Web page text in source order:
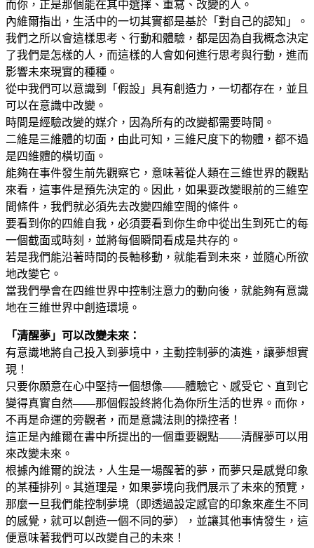
而你，正是那個能在其中選擇、重寫、改變的人。
內維爾指出，生活中的一切其實都是基於「對自己的認知」。
我們之所以會這樣思考、行動和體驗，都是因為自我概念決定
了我們是怎樣的人，而這樣的人會如何進行思考與行動，進而
影響未來現實的種種。
從中我們可以意識到「假設」具有創造力，一切都存在，並且
可以在意識中改變。
時間是經驗改變的媒介，因為所有的改變都需要時間。
二維是三維體的切面，由此可知，三維尺度下的物體，都不過
是四維體的橫切面。
能夠在事件發生前先觀察它，意味著從人類在三維世界的觀點
來看，這事件是預先決定的。因此，如果要改變眼前的三維空
間條件，我們就必須先去改變四維空間的條件。
要看到你的四維自我，必須要看到你生命中從出生到死亡的每
一個截面或時刻，並將每個瞬間看成是共存的。
若是我們能沿著時間的長軸移動，就能看到未來，並隨心所欲
地改變它。
當我們學會在四維世界中控制注意力的動向後，就能夠有意識
地在三維世界中創造環境。
「清醒夢」可以改變未來：
有意識地將自己投入到夢境中，主動控制夢的演進，讓夢想實
現！
只要你願意在心中堅持一個想像——體驗它、感受它、直到它
變得真實自然——那個假設終將化為你所生活的世界。而你，
不再是命運的旁觀者，而是意識法則的操控者！
這正是內維爾在書中所提出的一個重要觀點——清醒夢可以用
來改變未來。
根據內維爾的說法，人生是一場醒著的夢，而夢只是感覺印象
的某種排列。其道理是，如果夢境向我們展示了未來的預覽，
那麼一旦我們能控制夢境（即透過設定感官的印象來產生不同
的感覺，就可以創造一個不同的夢），並讓其他事情發生，這
便意味著我們可以改變自己的未來！